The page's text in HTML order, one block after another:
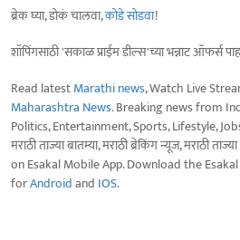
ब्रेक घ्या, डोकं चालवा,कोडे सोडवा!
शॉपिंगसाठी 'सकाळ प्राईम डील्स'च्या भन्नाट ऑफर्स
Read latestMarathi news, Watch Live
Maharashtra News. Breaking news from
Politics, Entertainment, Sports, Lifestyle,
मराठी ताज्या बातम्या, मराठी ब्रेकिंग न्यूज, मराठी
on Esakal Mobile App. Download the
forAndroidand IOS.